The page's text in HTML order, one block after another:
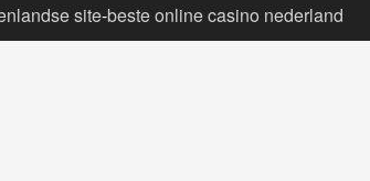
site-beste online casino nederland